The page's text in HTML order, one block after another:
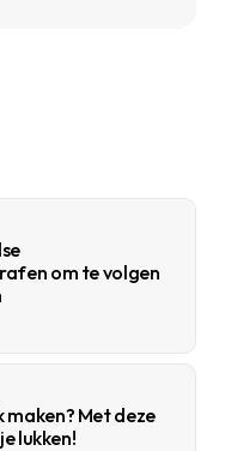
om te volgen
Met deze
lukken!